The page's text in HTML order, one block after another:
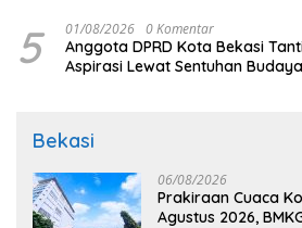
5 01/08/2026 0 Komentar
Anggota DPRD Kota Bekasi
Aspirasi Lewat Sentuhan
Bekasi
06/08/2026
Prakiraan Cuaca
Agustus 2026,